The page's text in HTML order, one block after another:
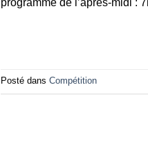
programme de l’après-midi :
Posté dans Compétition